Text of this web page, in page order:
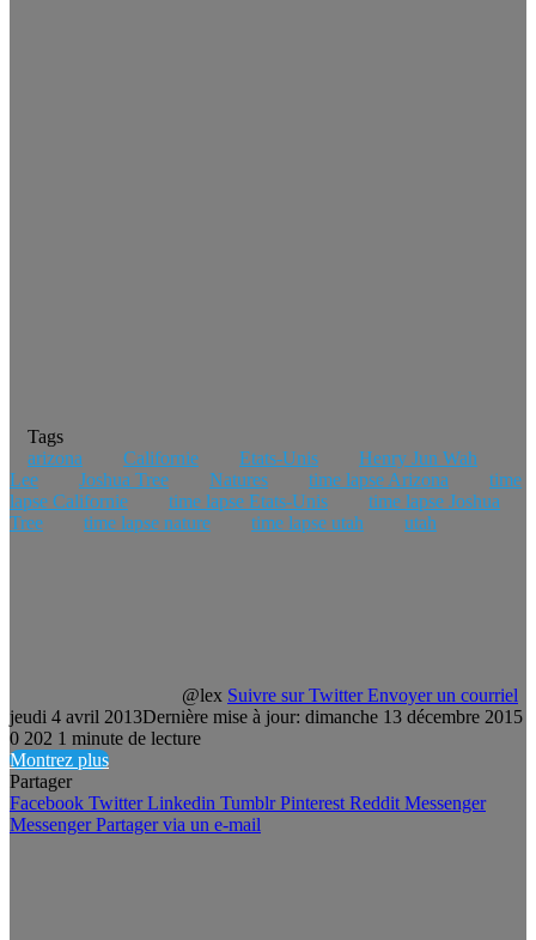
Tags
arizona
Californie Etats-Unis
Henry Jun Wah
Lee
Joshua Tree Natures time lapse Arizona
time
lapse Californie
time lapse Etats-Unis
time lapse Joshua
Tree
time lapse nature time lapse utah utah
@lex Suivre sur Twitter Envoyer un courriel
jeudi 4 avril 2013Dernière mise à jour: dimanche 13 décembre 2015
0 202 1 minute de lecture
Montrez plus
Partager
Facebook Twitter Linkedin Tumblr Pinterest Reddit Messenger
Messenger Partager via un e-mail